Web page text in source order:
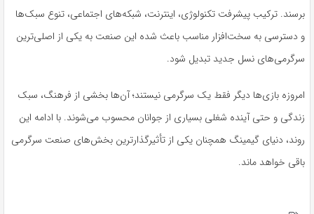
برسند. ترکیب پیشرفت تکنولوژی، اینترنت، شبکه‌های اجتماعی، تنوع سبک‌ها
و دسترسی به سخت‌افزار مناسب باعث شده این صنعت به یکی از اصلی‌ترین
سرگرمی‌های نسل جدید تبدیل شود.
امروزه بازی‌ها دیگر فقط یک سرگرمی نیستند؛ آن‌ها بخشی از فرهنگ، سبک
زندگی و حتی آینده شغلی بسیاری از جوانان محسوب می‌شوند. با ادامه این
روند، دنیای گیمینگ همچنان یکی از تأثیرگذارترین بخش‌های صنعت سرگرمی
باقی خواهد ماند.